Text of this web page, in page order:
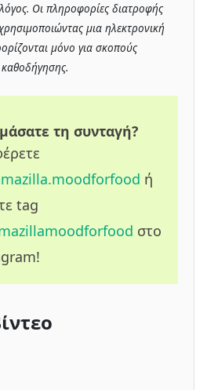
Οι πληροφορίες διατροφής
μια ηλεκτρονική
μόνο για σκοπούς
τη συνταγή?
ή
tag
στο